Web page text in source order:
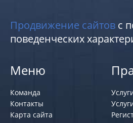
Продвижение сайтов с
поведенческих
Меню
Команда
Контакты
Карта сайта